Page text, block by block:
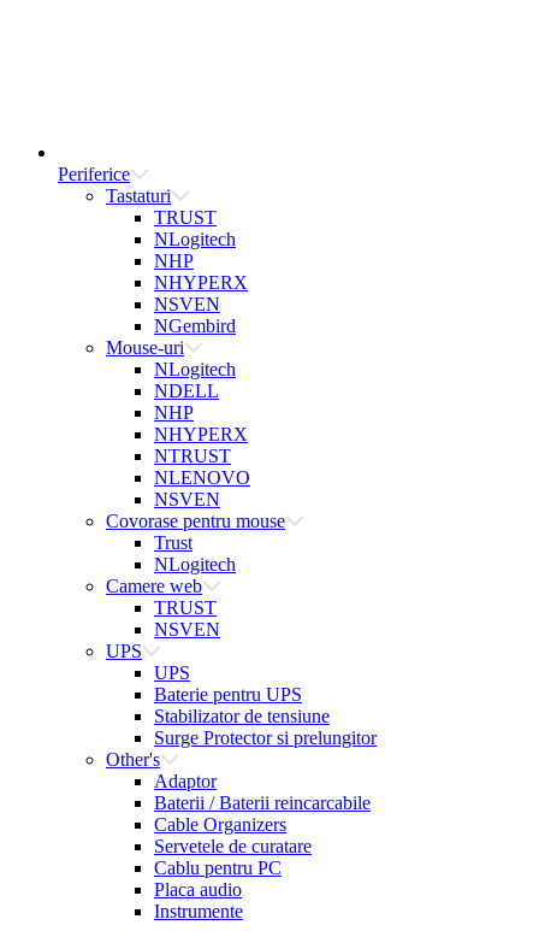
Periferice
Tastaturi
TRUST
NLogitech
NHP
NHYPERX
NSVEN
NGembird
Mouse-uri
NLogitech
NDELL
NHP
NHYPERX
NTRUST
NLENOVO
NSVEN
Covorase pentru mouse
Trust
NLogitech
Camere web
TRUST
NSVEN
UPS
UPS
Baterie pentru UPS
Stabilizator de tensiune
Surge Protector si prelungitor
Other's
Adaptor
Baterii / Baterii reincarcabile
Cable Organizers
Servetele de curatare
Cablu pentru PC
Placa audio
Instrumente